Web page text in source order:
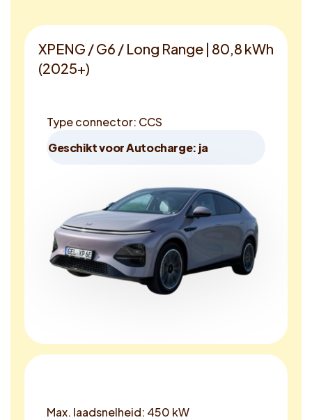
XPENG / G6 / Long Range | 80,8 kWh
(2025+)
Type connector: CCS
Geschikt voor Autocharge: ja
Max. laadsnelheid: 450 kW